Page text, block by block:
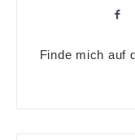
Finde mich auf